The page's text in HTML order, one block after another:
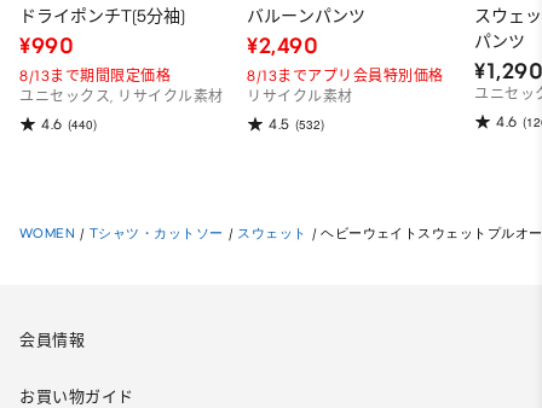
ドライポンチT(5分袖)
¥990
8/13まで期間限定価格
ユニセックス, リサイクル素材
4.6 (440)
バルーンパンツ
¥2,490
8/13までアプリ会員特別価格
リサイクル素材
4.5 (532)
スウェ
パンツ
ユニセッ
4.6
WOMEN / Tシャツ・カットソー / スウェット / ヘビーウェイトスウェットプルオ
会員情報
お買い物ガイド